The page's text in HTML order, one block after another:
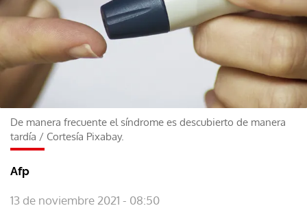
De manera frecuente el síndrome es descubierto de manera
tardía / Cortesía Pixabay.
Afp
13 de noviembre 2021 - 08:50